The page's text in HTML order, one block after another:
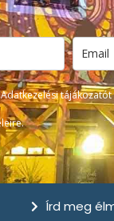
tájákozatót
Írd meg